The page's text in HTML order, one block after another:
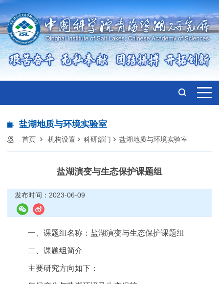
盐湖地质与环境实验室
首页 机构设置 科研部门 盐湖地质与环境实验室
盐湖演变与生态保护课题组
发布时间：2023-06-09
一、课题组名称： 盐湖演变与生态保护课题组
二、课题组简介
主要研究方向如下：